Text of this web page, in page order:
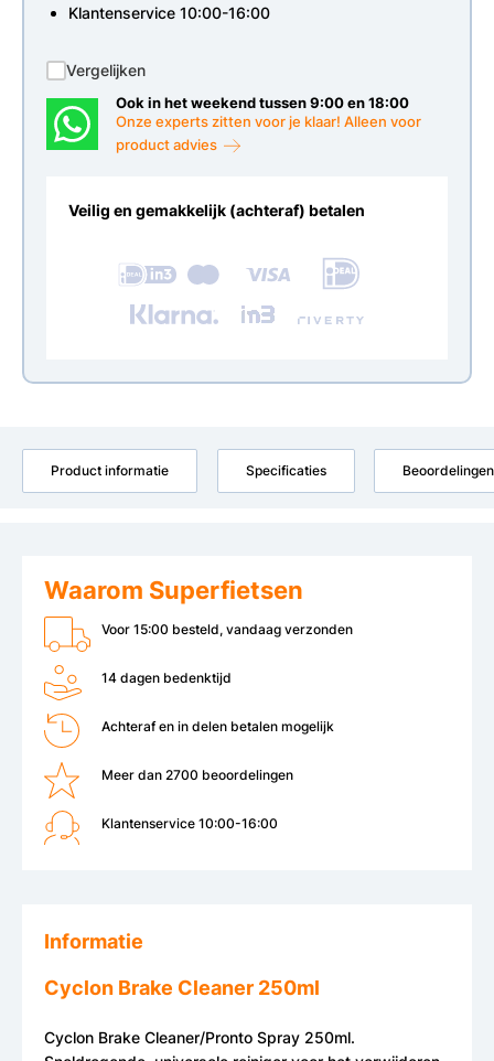
Klantenservice 10:00-16:00
Vergelijken
Ook in het weekend tussen 9:00 en 18:00
Onze experts zitten voor je klaar! Alleen voor
product advies
Veilig en gemakkelijk (achteraf) betalen
Product informatie Specificaties Beoordelingen
Waarom Superfietsen
Voor 15:00 besteld, vandaag verzonden
14 dagen bedenktijd
Achteraf en in delen betalen mogelijk
Meer dan 2700 beoordelingen
Klantenservice 10:00-16:00
Informatie
Cyclon Brake Cleaner 250ml
Cyclon Brake Cleaner/Pronto Spray 250ml.